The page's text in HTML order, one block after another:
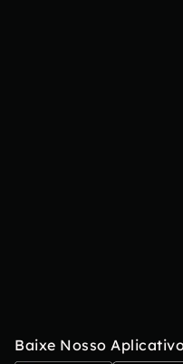
Baixe Nosso